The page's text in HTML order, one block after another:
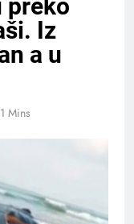
preko
Iz
a u
1 Mins